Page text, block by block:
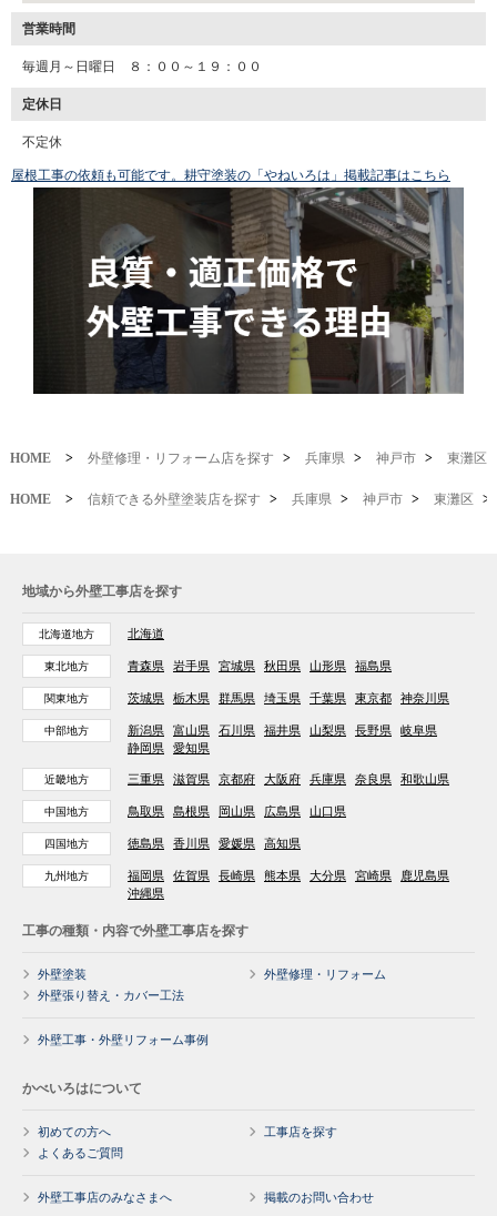
営業時間
毎週月～日曜日 ８：００～１９：００
定休日
不定休
屋根工事の依頼も可能です。耕守塗装の「やねいろは」掲載記事はこちら
HOME > 外壁修理・リフォーム店を探す > 兵庫県 > 神戸市 > 東灘区
HOME > 信頼できる外壁塗装店を探す > 兵庫県 > 神戸市 > 東灘区 >
地域から外壁工事店を探す
北海道地方 北海道
東北地方 青森県 岩手県 宮城県 秋田県 山形県 福島県
関東地方 茨城県 栃木県 群馬県 埼玉県 千葉県 東京都 神奈川県
中部地方 新潟県 富山県 石川県 福井県 山梨県 長野県
岐阜県
静岡県
愛知県
近畿地方 三重県 滋賀県 京都府 大阪府 兵庫県 奈良県 和歌山県
中国地方 鳥取県 島根県 岡山県 広島県 山口県
四国地方 徳島県 香川県 愛媛県 高知県
九州地方 福岡県 佐賀県 長崎県 熊本県 大分県 宮崎県
鹿児島県
沖縄県
工事の種類・内容で外壁工事店を探す
外壁塗装
外壁修理・リフォーム
外壁張り替え・カバー工法
外壁工事・外壁リフォーム事例
かべいろはについて
初めての方へ
工事店を探す
よくあるご質問
外壁工事店のみなさまへ 掲載のお問い合わせ